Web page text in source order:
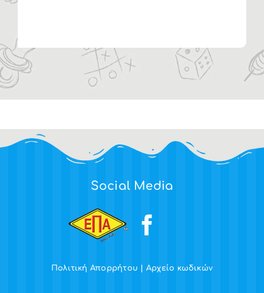
Social Media
Πολιτική Απορρήτου Αρχείο κωδικών